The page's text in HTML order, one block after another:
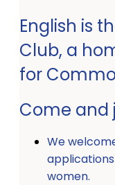
English is
Club, a
for
Come and
We
women.